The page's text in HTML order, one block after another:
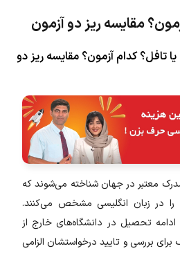
مقایسه ریز دو آزمون
تافل؟ کدام آزمون؟ مقایسه ریز دو
معتبر در جهان شناخته می‌شوند که
در زبان انگلیسی مشخص می‌کنند.
تحصیل در دانشگاه‌های خارج از
برای بررسی و تایید درخواستشان الزامی